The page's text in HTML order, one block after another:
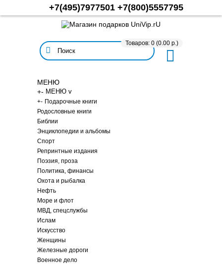
+7(495)7977501 +7(800)5557795
Товаров: 0 (0.00 р.)
МЕНЮ
+- МЕНЮ v
+- Подарочные книги
Родословные книги
Библии
Энциклопедии и альбомы
Спорт
Репринтные издания
Поэзия, проза
Политика, финансы
Охота и рыбалка
Нефть
Море и флот
МВД, спецслужбы
Ислам
Искусство
Женщины
Железные дороги
Военное дело